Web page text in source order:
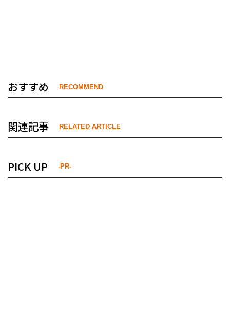
おすすめ RECOMMEND
関連記事 RELATED ARTICLE
PICK UP -PR-